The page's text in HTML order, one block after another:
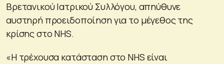
Βρετανικού Ιατρικού Συλλόγου, απηύθυνε
αυστηρή προειδοποίηση για το μέγεθος της
κρίσης στο NHS.
«Η τρέχουσα κατάσταση στο NHS είναι